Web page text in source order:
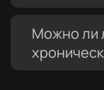
Можно ли